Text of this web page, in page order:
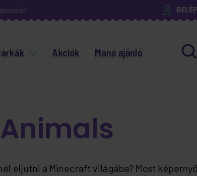
Akciók Manó ajánló
eljutni a Minecraft világába? Most